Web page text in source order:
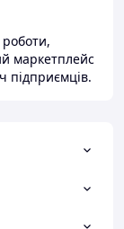
маркетплейс
підприємців.